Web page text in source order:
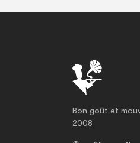
Bon goût et
2008